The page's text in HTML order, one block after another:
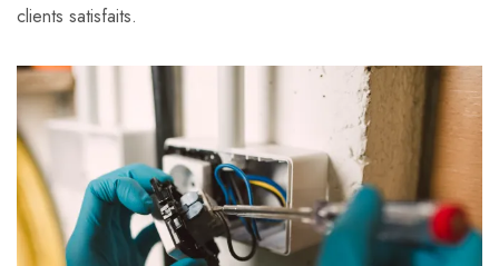
clients satisfaits.